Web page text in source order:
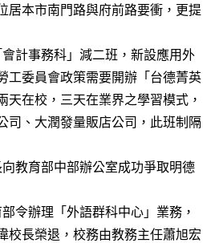
居本市南門路與府前路要衝，更提
計事務科」減二班，新設應用外
工委員會政策需要開辦「台德菁英
天在校，三天在業界之學習模式，
司、大潤發量販店公司，此班制隔
教育部中部辦公室成功爭取明德
令辦理「外語群科中心」業務，
校長榮退，校務由教務主任蕭旭宏